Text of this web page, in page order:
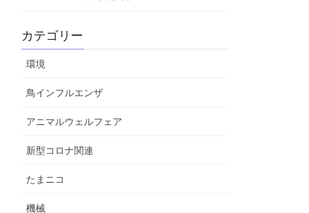
カテゴリー
環境
鳥インフルエンザ
アニマルウェルフェア
新型コロナ関連
たまニコ
機械